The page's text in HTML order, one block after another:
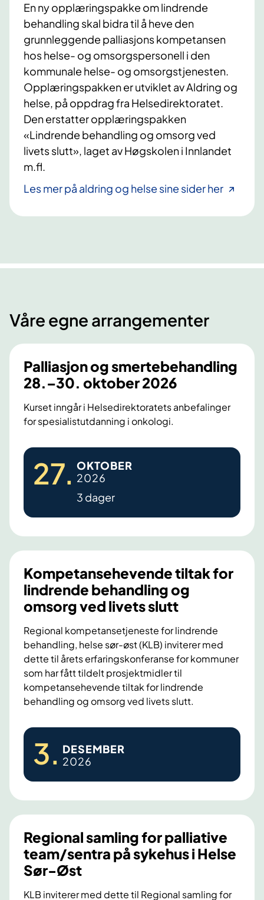
rEn ny opplæringspakke om lindrende
behandling skal bidra til å heve den
grunnleggende palliasjons kompetansen
hos helse- og omsorgspersonell i den
kommunale helse- og omsorgstjenesten.
Opplæringspakken er utviklet av Aldring og
helse, på oppdrag fra Helsedirektoratet.
Den erstatter opplæringspakken
«Lindrende behandling og omsorg ved
livets slutt», laget av Høgskolen i Innlandet
m.fl.
Les mer på aldring og helse sine sider her
Våre egne arrangementer
Palliasjon og smertebehandling
28.–30. oktober 2026
Kurset inngår i Helsedirektoratets anbefalinger
for spesialistutdanning i onkologi.
P
a
s
j
o
n
o
g
s
m
e
r
t
e
h
n
l
i
n
27. OKTOBER
2026
3 dager
Kompetansehevende tiltak for
lindrende behandling og
omsorg ved livets slutt
Regional kompetansetjeneste for lindrende
behandling, helse sør-øst (KLB) inviterer med
dette til årets erfaringskonferanse for kommuner
som har fått tildelt prosjektmidler til
kompetansehevende tiltak for lindrende
behandling og omsorg ved livets slutt.
K
p
e
t
a
n
s
e
h
3. DESEMBER
2026
Regional samling for palliative
team/sentra på sykehus i Helse
Sør-Øst
KLB inviterer med dette til Regional samling for